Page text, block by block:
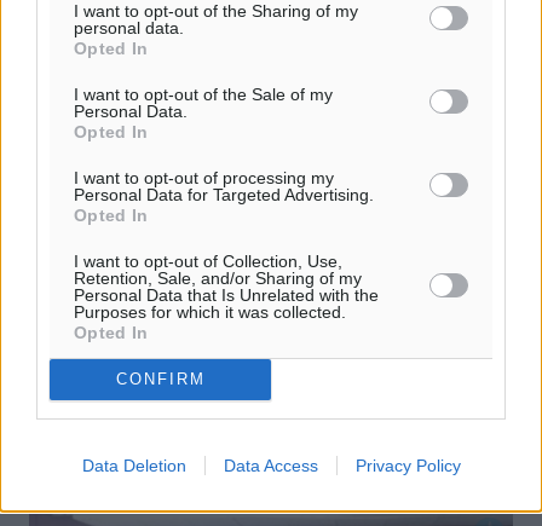
I want to opt-out of the Sharing of my
personal data.
Opted In
I want to opt-out of the Sale of my
Personal Data.
Opted In
I want to opt-out of processing my
Personal Data for Targeted Advertising.
Opted In
I want to opt-out of Collection, Use,
Retention, Sale, and/or Sharing of my
Personal Data that Is Unrelated with the
Purposes for which it was collected.
Opted In
CONFIRM
Data Deletion Data Access Privacy Policy
Δικάζεται στο Εφετείο βιαστής
Αγγλίδας
Ενώπιον του Μικτού Ορκωτού Εφετείου Δωδεκανήσου
θα εξεταστεί υπόθεση με κατηγορούμενο για βιασμό
έναν κάτοικο Αφάντου, που είχε καταδικαστεί
Πρωτοδίκως την 3η Μαΐου 2004 σε ...